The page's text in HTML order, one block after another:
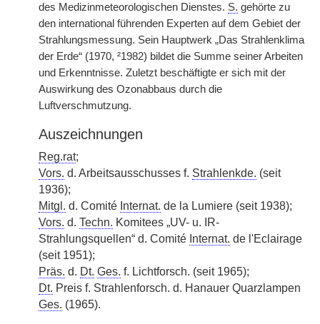
des Medizinmeteorologischen Dienstes. S. gehörte zu
den international führenden Experten auf dem Gebiet der
Strahlungsmessung. Sein Hauptwerk „Das Strahlenklima
der Erde“ (1970, ²1982) bildet die Summe seiner Arbeiten
und Erkenntnisse. Zuletzt beschäftigte er sich mit der
Auswirkung des Ozonabbaus durch die
Luftverschmutzung.
Auszeichnungen
Reg.rat;
Vors. d. Arbeitsausschusses f. Strahlenkde. (seit
1936);
Mitgl. d. Comité Internat. de la Lumiere (seit 1938);
Vors. d. Techn. Komitees „UV- u. IR-
Strahlungsquellen“ d. Comité Internat. de l'Eclairage
(seit 1951);
Präs. d. Dt. Ges. f. Lichtforsch. (seit 1965);
Dt. Preis f. Strahlenforsch. d. Hanauer Quarzlampen
Ges. (1965).